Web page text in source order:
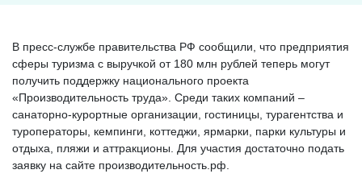
В пресс-службе правительства РФ сообщили, что предприятия
сферы туризма с выручкой от 180 млн рублей теперь могут
получить поддержку национального проекта
«Производительность труда». Среди таких компаний –
санаторно-курортные организации, гостиницы, турагентства и
туроператоры, кемпинги, коттеджи, ярмарки, парки культуры и
отдыха, пляжи и аттракционы. Для участия достаточно подать
заявку на сайте производительность.рф.